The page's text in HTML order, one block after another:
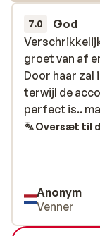
7.0 God
groet van af
Door haar zal
terwijl de
perfect is..
groet van af
Door haar zal
terwijl de
perfect is..
Oversæt til
Anonym
Venner